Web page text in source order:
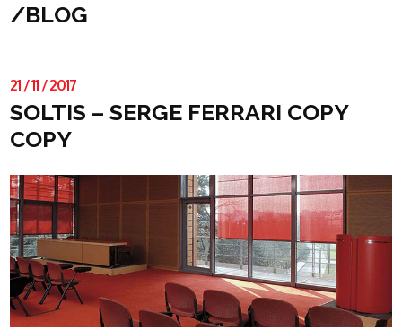
/BLOG
21 /11 /2017
SOLTIS – SERGE FERRARI COPY
COPY